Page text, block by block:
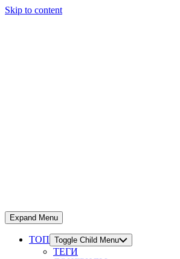
Skip to content
Expand Menu
ТОП Toggle Child Menu
ТЕГИ